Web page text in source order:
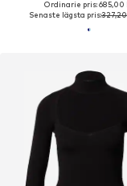
Ordinarie pris: 685,00
Senaste lägsta pris: